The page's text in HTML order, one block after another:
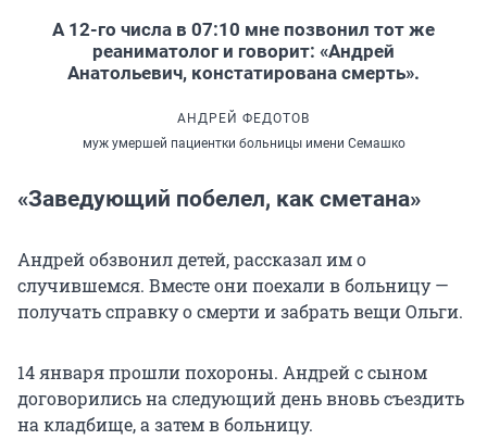
А 12-го числа в 07:10 мне позвонил тот же
реаниматолог и говорит: «Андрей
Анатольевич, констатирована смерть».
АНДРЕЙ ФЕДОТОВ
муж умершей пациентки больницы имени Семашко
«Заведующий побелел, как сметана»
Андрей обзвонил детей, рассказал им о
случившемся. Вместе они поехали в больницу —
получать справку о смерти и забрать вещи Ольги.
14 января прошли похороны. Андрей с сыном
договорились на следующий день вновь съездить
на кладбище, а затем в больницу.